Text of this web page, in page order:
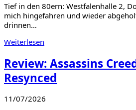
Tief in den 80ern: Westfalenhalle 2,
mich hingefahren und wieder
drinnen…
Weiterlesen
Review: Assassins
Resynced
11/07/2026